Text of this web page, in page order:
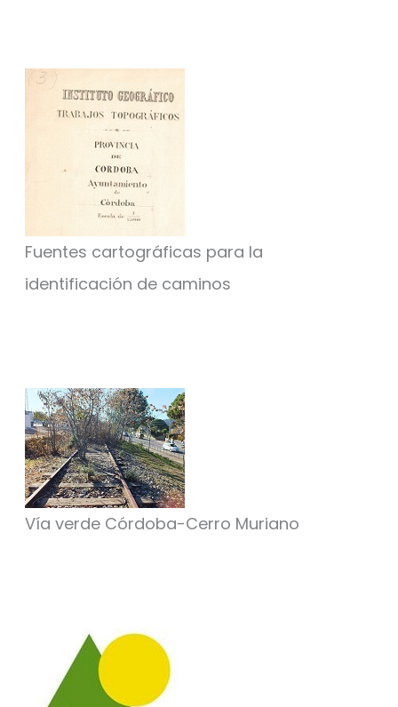
Fuentes cartográficas para la
identificación de caminos
Vía verde Córdoba-Cerro Muriano